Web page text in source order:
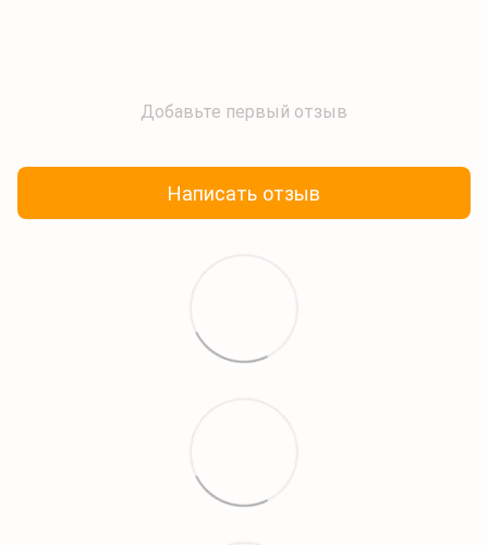
Добавьте первый отзыв
Написать отзыв